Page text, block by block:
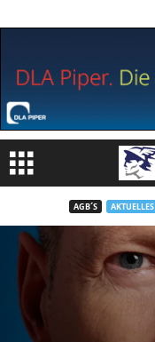
AGB´S AKTUELLES